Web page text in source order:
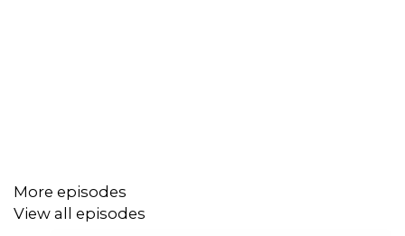
More episodes
View all episodes